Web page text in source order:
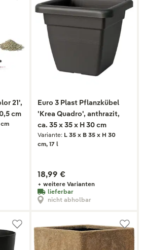
21',
cm
Euro 3 Plast Pflanzkübel
'Krea Quadro', anthrazit,
ca. 35 x 35 x H 30 cm
Variante: L 35 x B 35 x H 30
cm, 17 l
18,99 €
+ weitere Varianten
lieferbar
nicht abholbar